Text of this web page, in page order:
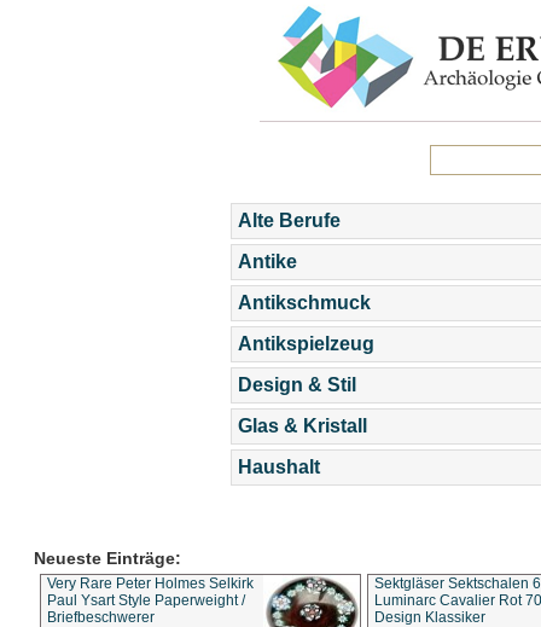
Alte Berufe
Antike
Antikschmuck
Antikspielzeug
Design & Stil
Glas & Kristall
Haushalt
Neueste Einträge:
Very Rare Peter Holmes Selkirk
Paul Ysart Style Paperweight /
Briefbeschwerer
Sektgläser Sektschalen
Luminarc Cavalier Rot
Design Klassiker